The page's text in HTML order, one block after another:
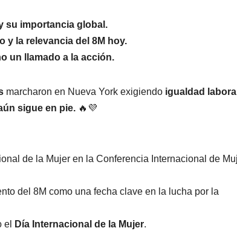
su importancia global.
y la relevancia del 8M hoy.
un llamado a la acción.
marcharon en Nueva York exigiendo igualdad
sigue en pie. 🔥💜
de la Mujer en la Conferencia Internacional de
del 8M como una fecha clave en la lucha por la
el Día Internacional de la Mujer.